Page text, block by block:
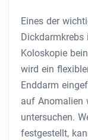
Eines der
Dickdarmkrebs
Koloskopie
wird ein
Enddarm
auf Anomalien
untersuchen.
festgestellt,